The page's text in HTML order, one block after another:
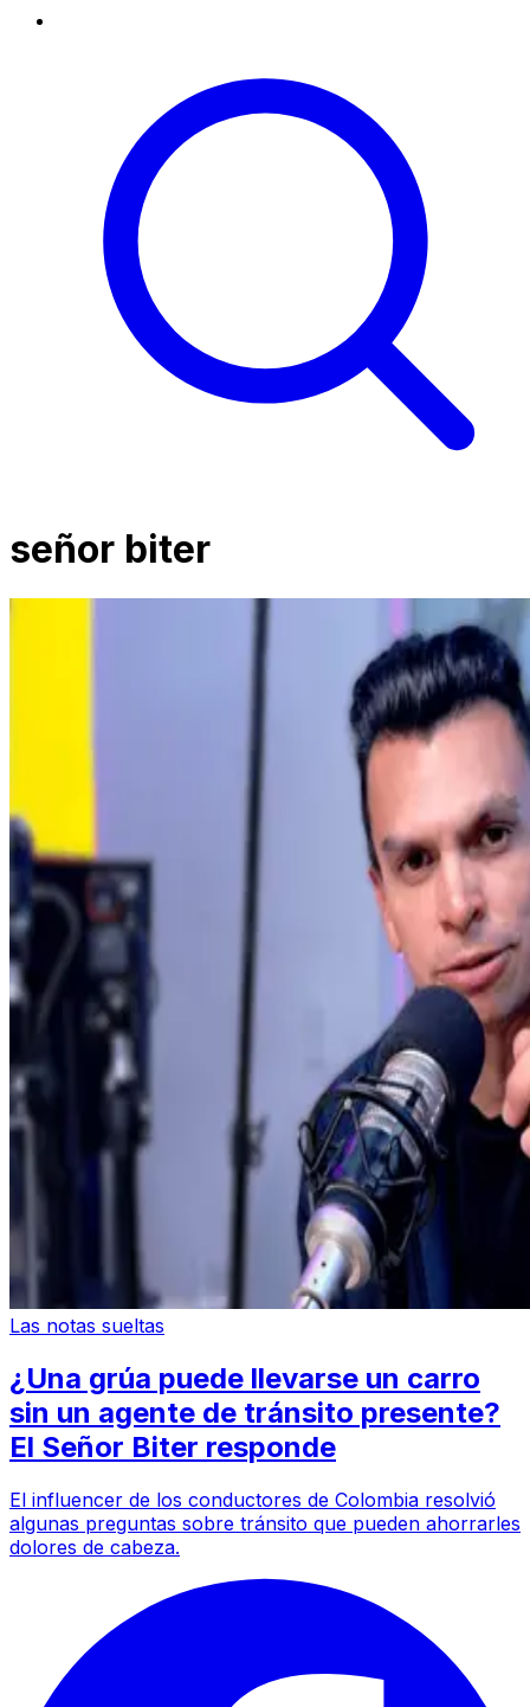
señor biter
Las notas sueltas
¿Una grúa puede llevarse un carro
sin un agente de tránsito presente?
El Señor Biter responde
El influencer de los conductores de Colombia resolvió
algunas preguntas sobre tránsito que pueden ahorrarles
dolores de cabeza.